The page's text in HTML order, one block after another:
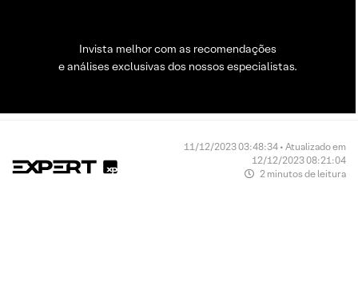
Invista melhor com as recomendações
e análises exclusivas dos nossos especialistas.
11/12/2023 03:48:34 • Atualizado em
12/12/2023 08:21:04
2 minutos de leitura